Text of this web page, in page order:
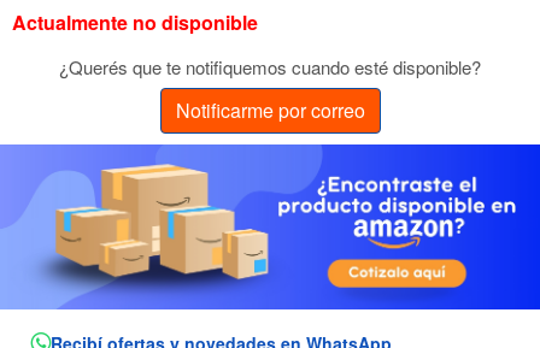
Actualmente no disponible
¿Querés que te notifiquemos cuando esté disponible?
Notificarme por correo